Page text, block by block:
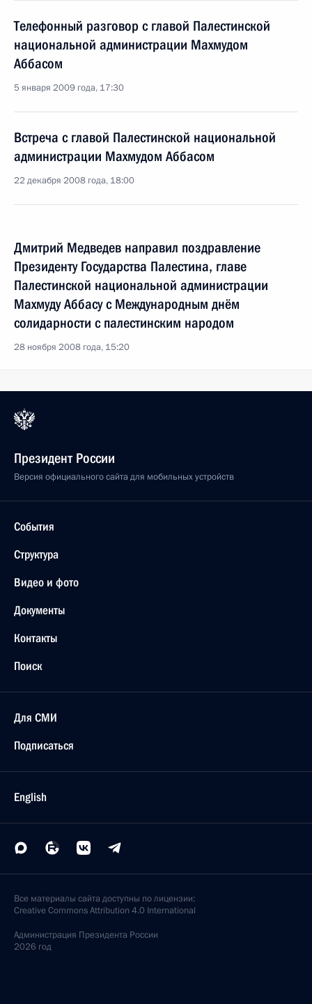
Телефонный разговор с главой Палестинской
национальной администрации Махмудом
Аббасом
5 января 2009 года, 17:30
Встреча с главой Палестинской национальной
администрации Махмудом Аббасом
22 декабря 2008 года, 18:00
Дмитрий Медведев направил поздравление
Президенту Государства Палестина, главе
Палестинской национальной администрации
Махмуду Аббасу с Международным днём
солидарности с палестинским народом
28 ноября 2008 года, 15:20
Президент России
Версия официального сайта для мобильных устройств
События
Структура
Видео и фото
Документы
Контакты
Поиск
Для СМИ
Подписаться
English
Все материалы сайта доступны по лицензии:
Creative Commons Attribution 4.0 International
Администрация Президента России
2026 год